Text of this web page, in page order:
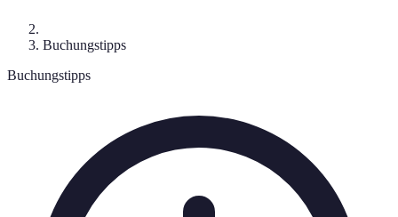
Buchungstipps
Buchungstipps